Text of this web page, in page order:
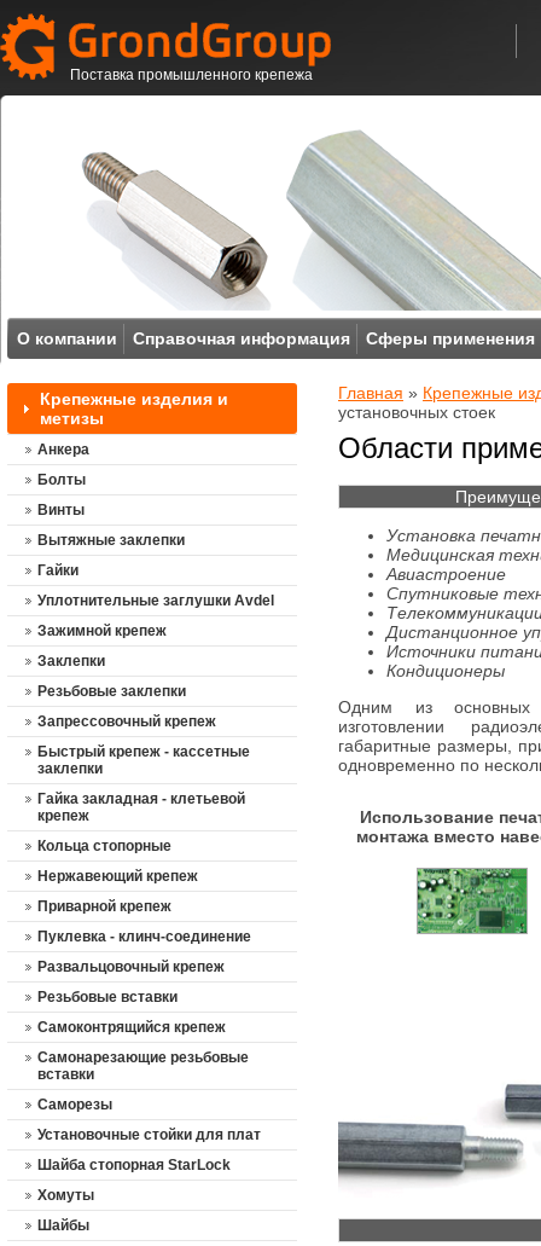
Поставка промышленного крепежа
О компании Справочная информация Сферы применения
Главная » Крепежные
установочных стоек
Области
Установка
Медицинская
Авиастроение
Спутниковые
Дистанционное
Источники
Кондиционеры
Одним из основных
изготовлении
габаритные размеры,
одновременно по
Использование
монтажа вместо
Крепежные изделия и
метизы
Анкера
Болты
Винты
Вытяжные заклепки
Гайки
Уплотнительные заглушки Avdel
Зажимной крепеж
Заклепки
Резьбовые заклепки
Запрессовочный крепеж
Быстрый крепеж - кассетные
заклепки
Гайка закладная - клетьевой
крепеж
Кольца стопорные
Нержавеющий крепеж
Приварной крепеж
Пуклевка - клинч-соединение
Развальцовочный крепеж
Резьбовые вставки
Самоконтрящийся крепеж
Cамонарезающие резьбовые
вставки
Саморезы
Установочные стойки для плат
Шайба стопорная StarLock
Хомуты
Шайбы